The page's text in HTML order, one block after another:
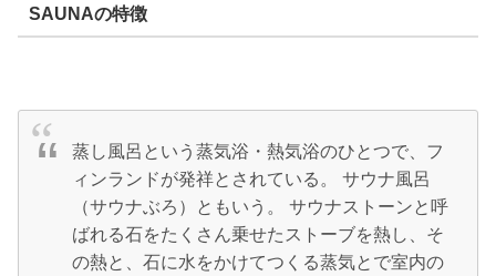
SAUNAの特徴
蒸し風呂という蒸気浴・熱気浴のひとつで、フ
ィンランドが発祥とされている。 サウナ風呂
（サウナぶろ）ともいう。 サウナストーンと呼
ばれる石をたくさん乗せたストーブを熱し、そ
の熱と、石に水をかけてつくる蒸気とで室内の